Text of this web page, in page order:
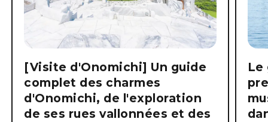
[Visite d'Onomichi] Un guide
complet des charmes
d'Onomichi, de l'exploration
de ses rues vallonnées et des
Le